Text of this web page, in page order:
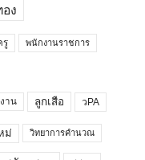
ง
รู พนักงานราชการ
าน ลูกเสือ วPA
ม่ วิทยาการคำนวณ